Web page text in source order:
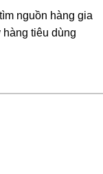
nguồn hàng gia
tiêu dùng